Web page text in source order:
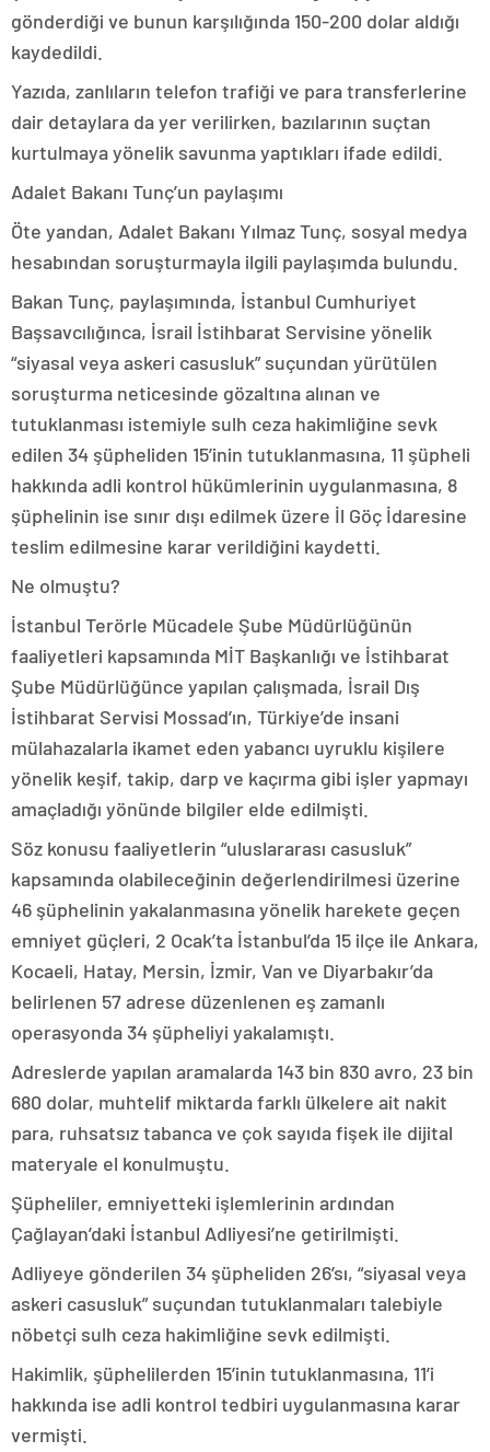
gönderdiği ve bunun karşılığında 150-200 dolar aldığı
kaydedildi.
Yazıda, zanlıların telefon trafiği ve para transferlerine
dair detaylara da yer verilirken, bazılarının suçtan
kurtulmaya yönelik savunma yaptıkları ifade edildi.
Adalet Bakanı Tunç’un paylaşımı
Öte yandan, Adalet Bakanı Yılmaz Tunç, sosyal medya
hesabından soruşturmayla ilgili paylaşımda bulundu.
Bakan Tunç, paylaşımında, İstanbul Cumhuriyet
Başsavcılığınca, İsrail İstihbarat Servisine yönelik
“siyasal veya askeri casusluk” suçundan yürütülen
soruşturma neticesinde gözaltına alınan ve
tutuklanması istemiyle sulh ceza hakimliğine sevk
edilen 34 şüpheliden 15’inin tutuklanmasına, 11 şüpheli
hakkında adli kontrol hükümlerinin uygulanmasına, 8
şüphelinin ise sınır dışı edilmek üzere İl Göç İdaresine
teslim edilmesine karar verildiğini kaydetti.
Ne olmuştu?
İstanbul Terörle Mücadele Şube Müdürlüğünün
faaliyetleri kapsamında MİT Başkanlığı ve İstihbarat
Şube Müdürlüğünce yapılan çalışmada, İsrail Dış
İstihbarat Servisi Mossad’ın, Türkiye’de insani
mülahazalarla ikamet eden yabancı uyruklu kişilere
yönelik keşif, takip, darp ve kaçırma gibi işler yapmayı
amaçladığı yönünde bilgiler elde edilmişti.
Söz konusu faaliyetlerin “uluslararası casusluk”
kapsamında olabileceğinin değerlendirilmesi üzerine
46 şüphelinin yakalanmasına yönelik harekete geçen
emniyet güçleri, 2 Ocak’ta İstanbul’da 15 ilçe ile Ankara,
Kocaeli, Hatay, Mersin, İzmir, Van ve Diyarbakır’da
belirlenen 57 adrese düzenlenen eş zamanlı
operasyonda 34 şüpheliyi yakalamıştı.
Adreslerde yapılan aramalarda 143 bin 830 avro, 23 bin
680 dolar, muhtelif miktarda farklı ülkelere ait nakit
para, ruhsatsız tabanca ve çok sayıda fişek ile dijital
materyale el konulmuştu.
Şüpheliler, emniyetteki işlemlerinin ardından
Çağlayan’daki İstanbul Adliyesi’ne getirilmişti.
Adliyeye gönderilen 34 şüpheliden 26’sı, “siyasal veya
askeri casusluk” suçundan tutuklanmaları talebiyle
nöbetçi sulh ceza hakimliğine sevk edilmişti.
Hakimlik, şüphelilerden 15’inin tutuklanmasına, 11’i
hakkında ise adli kontrol tedbiri uygulanmasına karar
vermişti.